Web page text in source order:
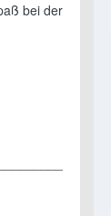
bei der